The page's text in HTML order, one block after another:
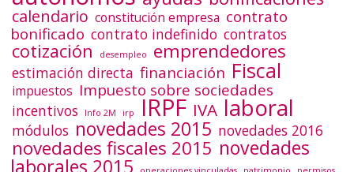
calendario constitución empresa contrato
bonificado contrato indefinido contratos
cotización desempleo emprendedores
estimación directa financiación Fiscal
impuestos Impuesto sobre sociedades
incentivos Info 2M irp IRPF IVA laboral
módulos novedades 2015 novedades 2016
novedades fiscales 2015 novedades
laborales 2015